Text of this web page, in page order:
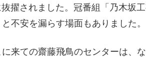
擢されました。冠番組「乃木坂
不安を漏らす場面もありました。
来ての齋藤飛鳥のセンターは、